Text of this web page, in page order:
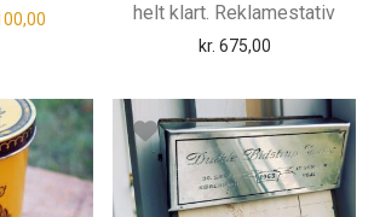
oprindelige pris var: kr. 180,00.
Den aktuelle pris er: kr. 100,00.
helt klart. Reklamestativ
kr. 675,00